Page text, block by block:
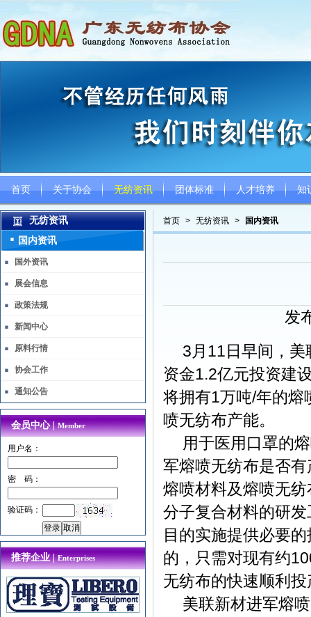
首页 关于协会 无纺资讯 团体标准 人才培养 知
首页 > 无纺资讯 > 国内资讯
发
3 月 11 日早间，
资金1.2亿元投资建
将拥有1万吨/年的熔
喷无纺布产能。
用于医用口罩的
军熔喷无纺布是否
熔喷材料及熔喷无
分子复合材料的研
目的实施提供必要
的，只需对现有约
无纺布的快速顺利
美联新材进军熔
无纺资讯
国内资讯
国外资讯
展会信息
政策法规
新闻中心
原料行情
协会工作
通知公告
会员中心 |Member
用户名：
密 码：
验证码：
推荐企业 |Enterprises